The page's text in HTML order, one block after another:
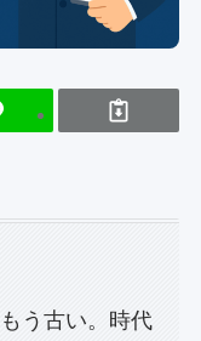
う古い。時代